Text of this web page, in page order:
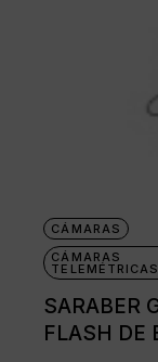
CÁMARAS
CÁMARAS
TELEMÉTRICAS
SARABER
FLASH DE